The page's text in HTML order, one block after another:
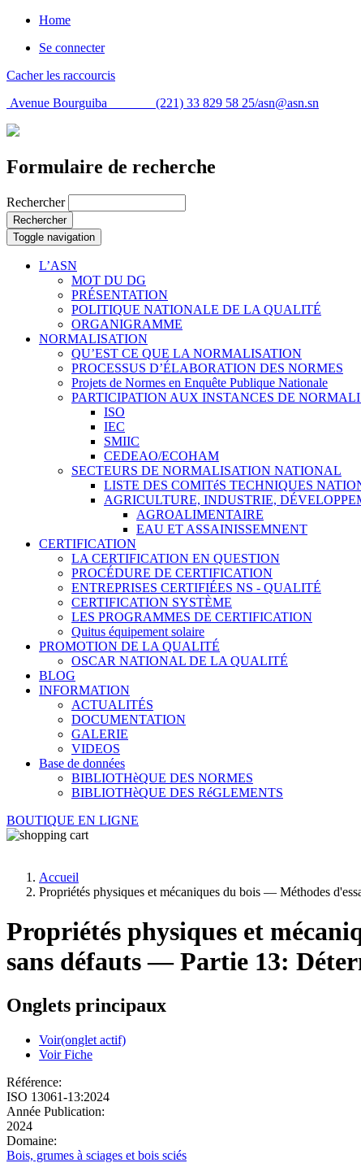
Home
Se connecter
Cacher les raccourcis
Avenue Bourguiba (221) 33 829 58 25/asn@asn.sn
Formulaire de recherche
Rechercher
Rechercher
Toggle navigation
L’ASN
MOT DU DG
PRÉSENTATION
POLITIQUE NATIONALE DE LA QUALITÉ
ORGANIGRAMME
NORMALISATION
QU’EST CE QUE LA NORMALISATION
PROCESSUS D’ÉLABORATION DES NORMES
Projets de Normes en Enquête Publique Nationale
PARTICIPATION AUX INSTANCES DE
ISO
IEC
SMIIC
CEDEAO/ECOHAM
SECTEURS DE NORMALISATION NATIONAL
LISTE DES COMITéS TECHNIQUES
AGRICULTURE, INDUSTRIE,
AGROALIMENTAIRE
EAU ET ASSAINISSEMNENT
CERTIFICATION
LA CERTIFICATION EN QUESTION
PROCÉDURE DE CERTIFICATION
ENTREPRISES CERTIFIÉES NS - QUALITÉ
CERTIFICATION SYSTÈME
LES PROGRAMMES DE CERTIFICATION
Quitus équipement solaire
PROMOTION DE LA QUALITÉ
OSCAR NATIONAL DE LA QUALITÉ
BLOG
INFORMATION
ACTUALITÉS
DOCUMENTATION
GALERIE
VIDEOS
Base de données
BIBLIOTHèQUE DES NORMES
BIBLIOTHèQUE DES RéGLEMENTS
BOUTIQUE EN LIGNE
Accueil
Propriétés physiques et mécaniques du bois — Méthodes
Propriétés physiques et
sans défauts — Partie 13:
Onglets principaux
Voir(onglet actif)
Voir Fiche
Référence:
ISO 13061-13:2024
Année Publication:
2024
Domaine:
Bois, grumes à sciages et bois sciés